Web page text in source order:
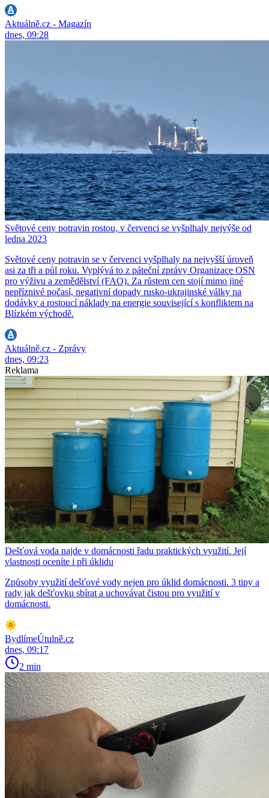
Aktuálně.cz - Magazín
dnes, 09:28
Světové ceny potravin rostou, v červenci se vyšplhaly nejvýše od
ledna 2023
Světové ceny potravin se v červenci vyšplhaly na nejvyšší úroveň
asi za tři a půl roku. Vyplývá to z páteční zprávy Organizace OSN
pro výživu a zemědělství (FAO). Za růstem cen stojí mimo jiné
nepříznivé počasí, negativní dopady rusko-ukrajinské války na
dodávky a rostoucí náklady na energie související s konfliktem na
Blízkém východě.
Aktuálně.cz - Zprávy
dnes, 09:23
Reklama
Dešťová voda najde v domácnosti řadu praktických využití. Její
vlastnosti oceníte i při úklidu
Způsoby využití dešťové vody nejen pro úklid domácnosti. 3 tipy a
rady jak dešťovku sbírat a uchovávat čistou pro využití v
domácnosti.
BydlímeÚtulně.cz
dnes, 09:17
2 min